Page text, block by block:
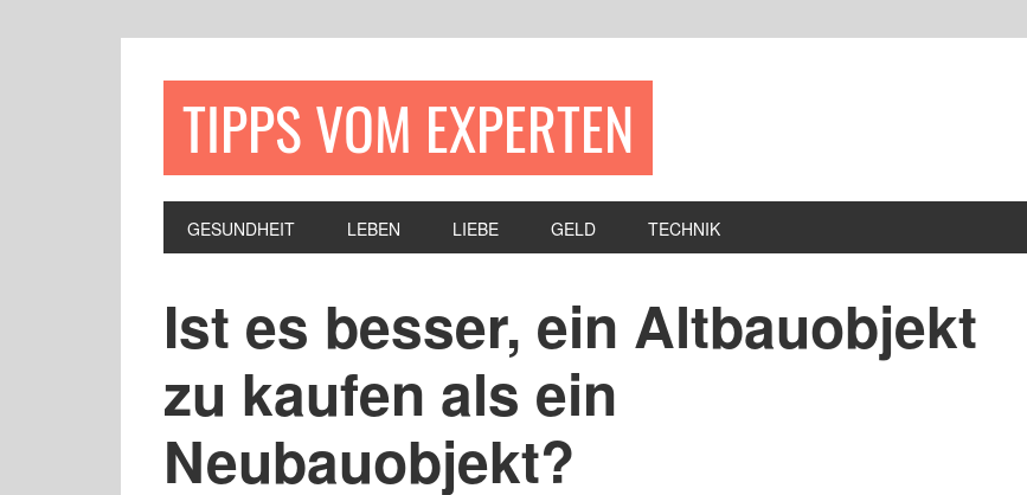
TIPPS VOM EXPERTEN
GESUNDHEIT LEBEN LIEBE GELD TECHNIK
Ist es besser, ein Altbauobjekt
zu kaufen als ein
Neubauobjekt?